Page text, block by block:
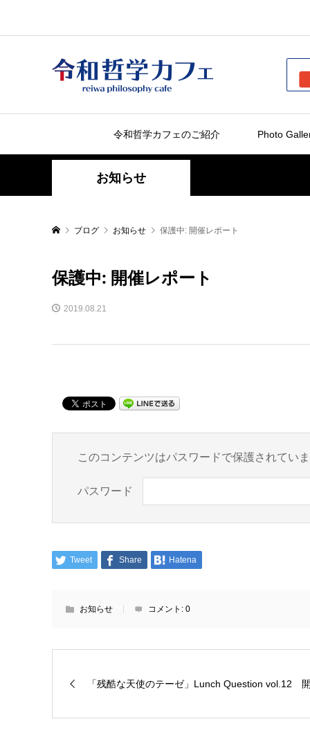
令和哲学カフェのご紹介 Photo
お知らせ
ブログ お知らせ 保護中: 開催レポート
保護中: 開催レポート
2019.08.21
このコンテンツはパスワードで保護されてい
パスワード
Tweet Share Hatena
お知らせ コメント: 0
「残酷な天使のテーゼ」Lunch Question vol.12